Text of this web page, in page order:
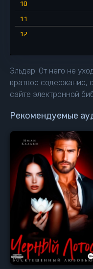
10
11
12
15
16
19
20
21
22
24
25
26
27
Эльдар. От него не
краткое содержание,
сайте электронной
Рекомендуемые